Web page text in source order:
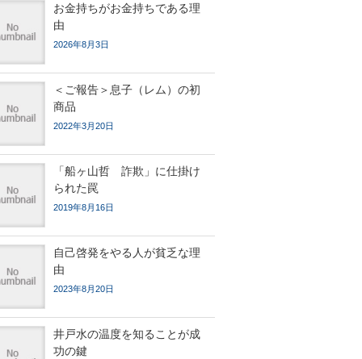
お金持ちがお金持ちである理
由
2026年8月3日
＜ご報告＞息子（レム）の初
商品
2022年3月20日
「船ヶ山哲 詐欺」に仕掛け
られた罠
2019年8月16日
自己啓発をやる人が貧乏な理
由
2023年8月20日
井戸水の温度を知ることが成
功の鍵